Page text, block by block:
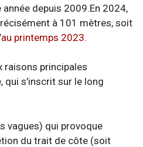
depuis 2009.En 2024,
à 101 mètres, soit
au printemps 2023.
raisons principales
qui s’inscrit sur le long
vagues) qui provoque
du trait de côte (soit